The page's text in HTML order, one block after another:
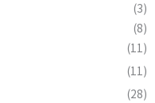
(3)
(8)
(11)
(11)
(28)